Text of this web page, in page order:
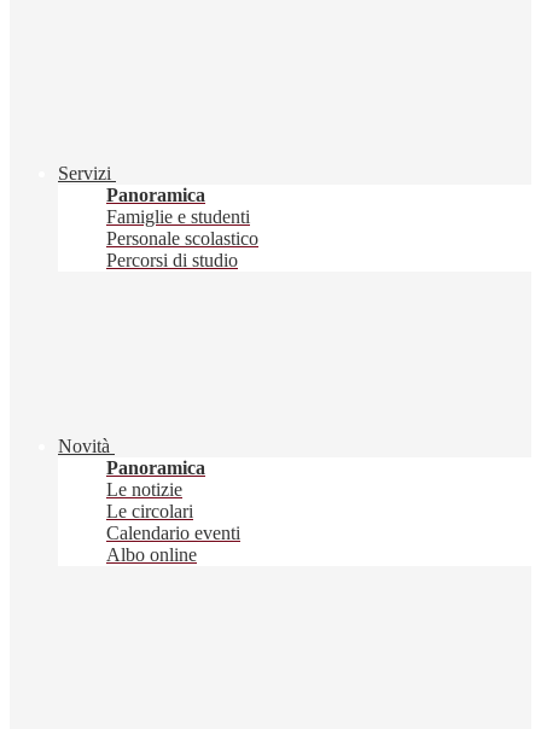
Servizi
Panoramica
Famiglie e studenti
Personale scolastico
Percorsi di studio
Novità
Panoramica
Le notizie
Le circolari
Calendario eventi
Albo online